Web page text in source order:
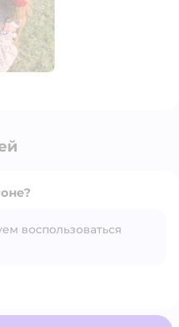
воспользоваться